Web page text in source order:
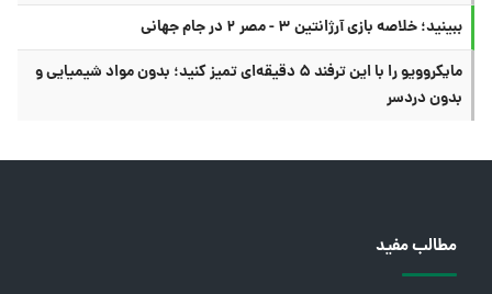
ببینید؛ خلاصه بازی آرژانتین ۳ - مصر ۲ در جام جهانی
مایکروویو را با این ترفند ۵ دقیقه‌ای تمیز کنید؛ بدون مواد شیمیایی و
بدون دردسر
مطالب مفید